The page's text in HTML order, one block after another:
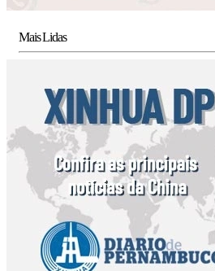
Mais Lidas